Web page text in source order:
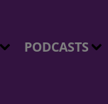
PODCASTS